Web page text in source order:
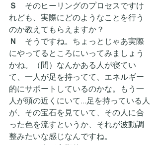
Ｓ そのヒーリングのプロセスですけ
れども、実際にどのようなことを行う
のか教えてもらえますか？
Ｎ
そうですね。ちょっとじゃあ実際
にやってるところにいってみましょう
かね。（間）なんかある人が寝てい
て、一人が足を持ってて、エネルギー
的にサポートしているのかな。もう一
人が頭の近くにいて…足を持っている人
が、その宝石を見ていて、その人に合
った色を流すというか、それが波動調
整みたいな感じなんですね。